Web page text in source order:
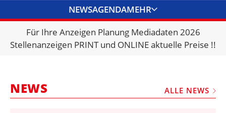
NEWSAGENDAMEHR
BRANCHENLINKS
VERMIETER
Für Ihre Anzeigen Planung Mediadaten 2026
Stellenanzeigen PRINT und ONLINE aktuelle Preise !!
NEWS ALLE NEWS